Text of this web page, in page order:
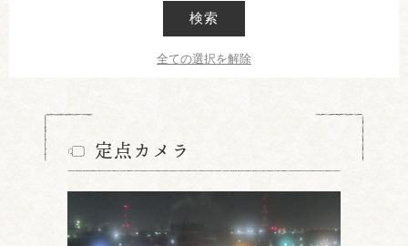
検索
全ての選択を解除
定点カメラ